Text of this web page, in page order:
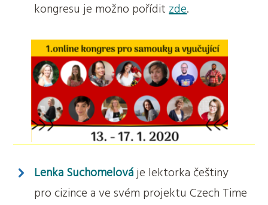
kongresu je možno poříditzde.
Lenka Suchomelová je lektorka češtiny
pro cizince a ve svém projektu Czech Time